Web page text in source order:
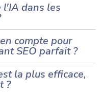
l'IA dans les
compte pour
SEO parfait ?
la plus efficace,
?